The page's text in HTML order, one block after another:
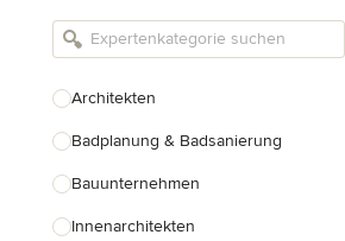
Architekten
Badplanung & Badsanierung
Bauunternehmen
Innenarchitekten